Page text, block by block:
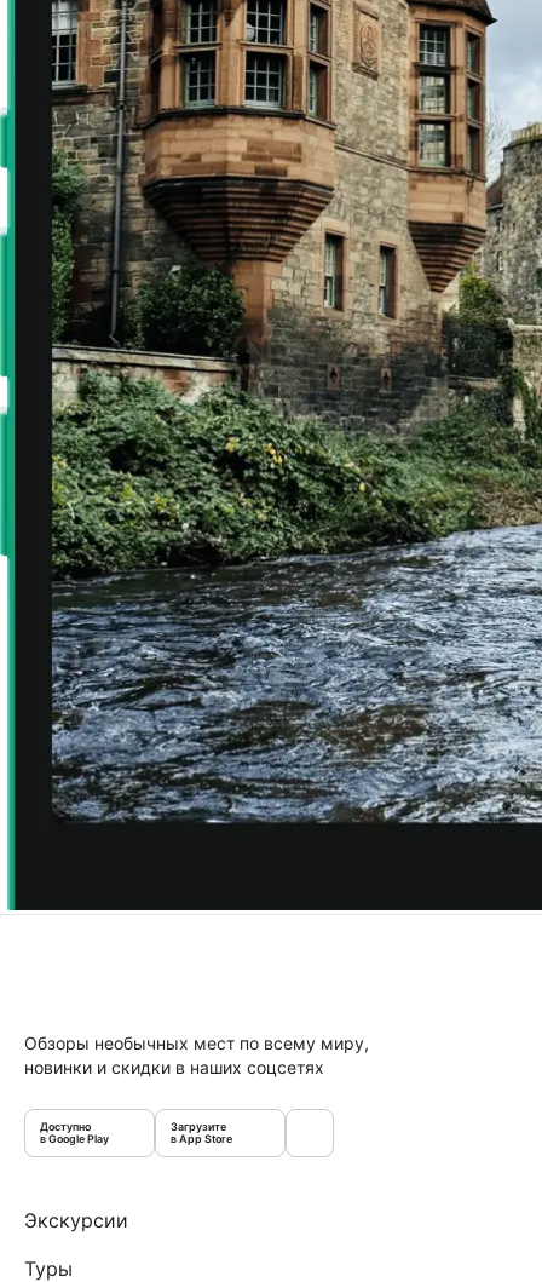
Обзоры необычных мест по всему миру,
новинки и скидки в наших соцсетях
Доступно
в Google Play
Загрузите
в App Store
Экскурсии
Туры